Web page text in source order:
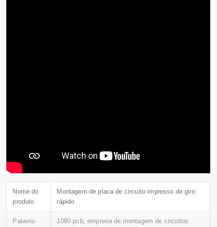
Nome do
produto
Montagem de placa de circuito impresso de giro
rápido
Palavra-
1080 pcb, empresa de montagem de circuitos